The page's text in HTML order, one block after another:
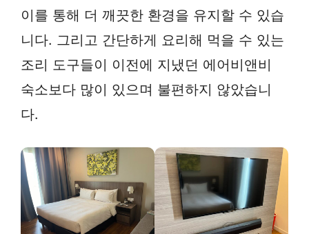
이를 통해 더 깨끗한 환경을 유지할 수 있습
니다. 그리고 간단하게 요리해 먹을 수 있는
조리 도구들이 이전에 지냈던 에어비앤비
숙소보다 많이 있으며 불편하지 않았습니
다.